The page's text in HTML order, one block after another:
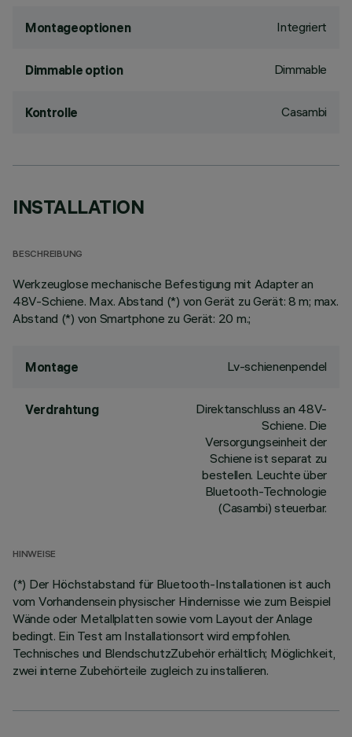
Montageoptionen Integriert
Dimmable option Dimmable
Kontrolle Casambi
INSTALLATION
BESCHREIBUNG
Werkzeuglose mechanische Befestigung mit Adapter an
48V-Schiene. Max. Abstand (*) von Gerät zu Gerät: 8 m; max.
Abstand (*) von Smartphone zu Gerät: 20 m.;
Montage Lv-schienenpendel
Verdrahtung
Direktanschluss an 48V-
Schiene. Die
Versorgungseinheit der
Schiene ist separat zu
bestellen. Leuchte über
Bluetooth-Technologie
(Casambi) steuerbar.
HINWEISE
(*) Der Höchstabstand für Bluetooth-Installationen ist auch
vom Vorhandensein physischer Hindernisse wie zum Beispiel
Wände oder Metallplatten sowie vom Layout der Anlage
bedingt. Ein Test am Installationsort wird empfohlen.
Technisches und BlendschutzZubehör erhältlich; Möglichkeit,
zwei interne Zubehörteile zugleich zu installieren.